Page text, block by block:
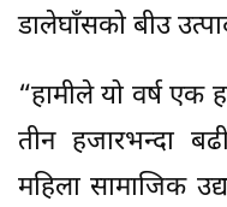
डालेघाँसको बीउ
“हामीले यो वर्ष
तीन हजारभन्दा
महिला सामाजिक